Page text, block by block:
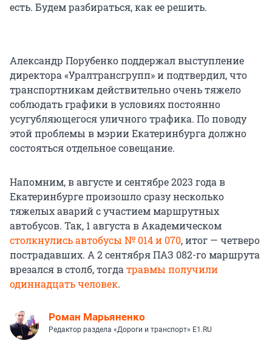
есть. Будем разбираться, как ее решить.
Александр Порубенко поддержал выступление
директора «Уралтрансгрупп» и подтвердил, что
транспортникам действительно очень тяжело
соблюдать графики в условиях постоянно
усугубляющегося уличного трафика. По поводу
этой проблемы в мэрии Екатеринбурга должно
состояться отдельное совещание.
Напомним, в августе и сентябре 2023 года в
Екатеринбурге произошло сразу несколько
тяжелых аварий с участием маршрутных
автобусов. Так, 1 августа в Академическом
столкнулись автобусы № 014 и 070, итог — четверо
пострадавших. А 2 сентября ПАЗ 082-го маршрута
врезался в столб, тогда травмы получили
одиннадцать человек.
Роман Марьяненко
Редактор раздела «Дороги и транспорт» E1.RU